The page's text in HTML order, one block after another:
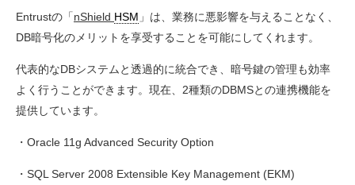
Entrustの「nShield HSM 」は、業務に悪影響を与えることなく、
DB暗号化のメリットを享受することを可能にしてくれます。
代表的なDBシステムと透過的に統合でき、暗号鍵の管理も効率
よく行うことができます。現在、2種類のDBMSとの連携機能を
提供しています。
・Oracle 11g Advanced Security Option
・SQL Server 2008 Extensible Key Management (EKM)